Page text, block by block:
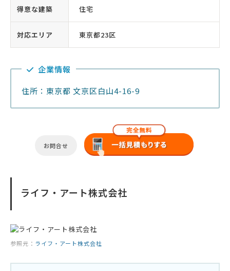
得意な建築 住宅
対応エリア 東京都23区
企業情報
住所：東京都 文京区白山4-16-9
お問合せ
ライフ・アート株式会社
参照元： ライフ・アート株式会社